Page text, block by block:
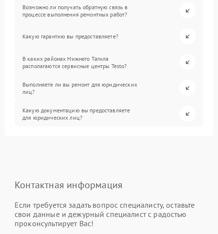
Возможно ли получать обратную связь в
процессе выполнения ремонтных работ?
Какую гарантию вы предоставляете?
В каких районах Нижнего Тагила
располагаются сервисные центры Testo?
Выполняете ли вы ремонт для юридических
лиц?
Какую документацию вы предоставляете
для юридических лиц?
Контактная информация
Если требуется задать вопрос специалисту, оставьте
свои данные и дежурный специалист с радостью
проконсультирует Вас!